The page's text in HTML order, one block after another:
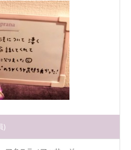
)